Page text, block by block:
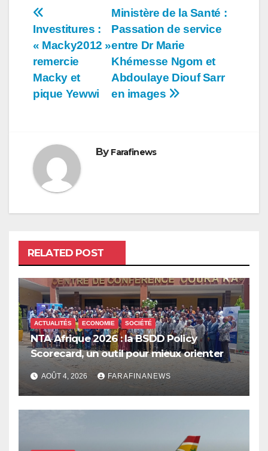
Navigation
de
l’article
Ministère de la Santé :
Passation de service
entre Dr Marie
Khémesse Ngom et
Abdoulaye Diouf Sarr
en images
Investitures :
« Macky2012 »
remercie
Macky et
pique Yewwi
By Farafinews
RELATED POST
ACTUALITÉS ECONOMIE SOCIÉTÉ
NTA Afrique 2026 : la BSDD Policy
Scorecard, un outil pour mieux orienter
les dépenses publiques
AOÛT 4, 2026 FARAFINANEWS